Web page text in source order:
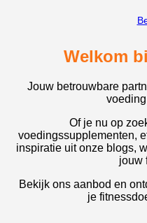
Welkom
Jouw betrouwbare
Of je nu op
voedingssupplementen,
inspiratie uit onze blogs,
jouw
Bekijk ons aanbod en
je